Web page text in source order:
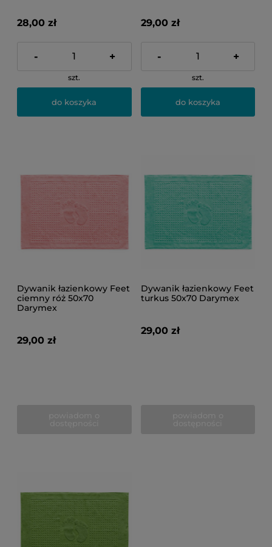
28,00 zł
- +
szt.
do koszyka
29,00 zł
- +
szt.
do koszyka
Dywanik łazienkowy Feet
ciemny róż 50x70
Darymex
29,00 zł
Dywanik łazienkowy Feet
turkus 50x70 Darymex
29,00 zł